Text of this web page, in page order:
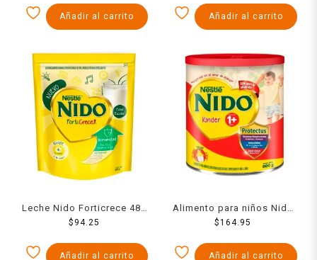
Añadir al carrito Añadir al carrito
Leche Nido Forticrece 480
g
$ 94.25
Añadir al carrito
Alimento para niños Nido
Kinder 1+ a partir de 1 año
$164.95
Añadir al carrito